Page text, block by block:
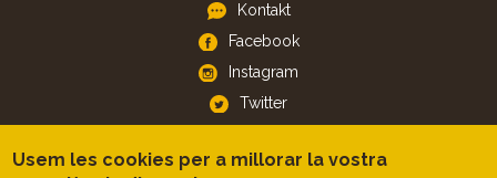
Kontakt
Facebook
Instagram
Twitter
APP
Usem les cookies per a millorar la vostra